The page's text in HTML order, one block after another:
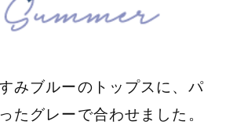
みブルーのトップスに、パ
たグレーで合わせました。